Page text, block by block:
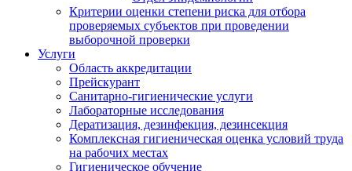
Критерии оценки степени риска для отбора
проверяемых субъектов при проведении
выборочной проверки
Услуги
Область аккредитации
Прейскурант
Санитарно-гигиенические услуги
Лабораторные исследования
Дератизация, дезинфекция, дезинсекция
Комплексная гигиеническая оценка условий труда
на рабочих местах
Гигиеническое обучение